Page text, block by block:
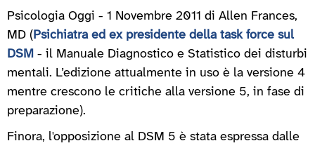
Psicologia Oggi - 1 Novembre 2011 di Allen Frances,
MD ( Psichiatra ed ex presidente della task force sul
DSM - il Manuale Diagnostico e Statistico dei disturbi
mentali. L’edizione attualmente in uso è la versione 4
mentre crescono le critiche alla versione 5, in fase di
preparazione).
Finora, l'opposizione al DSM 5 è stata espressa dalle